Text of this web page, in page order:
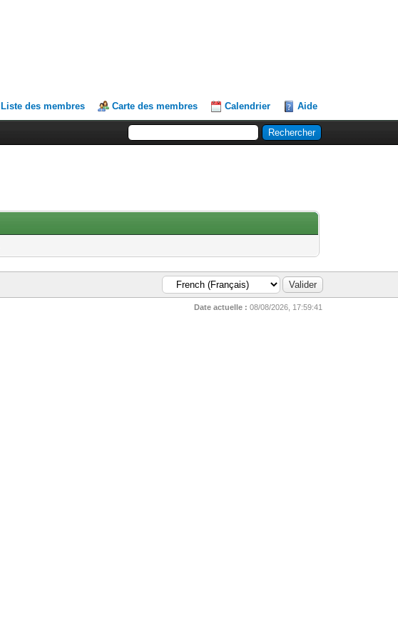
Liste des membres Carte des membres Calendrier Aide
Date actuelle : 08/08/2026, 17:59:41